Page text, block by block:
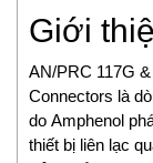
caimi vietnam
CanNeed
Celduc
CENTEC
Chalmit
Checkline
Giới
AN/PRC 117G
Connectors là
do Amphenol
thiết bị liên lạc